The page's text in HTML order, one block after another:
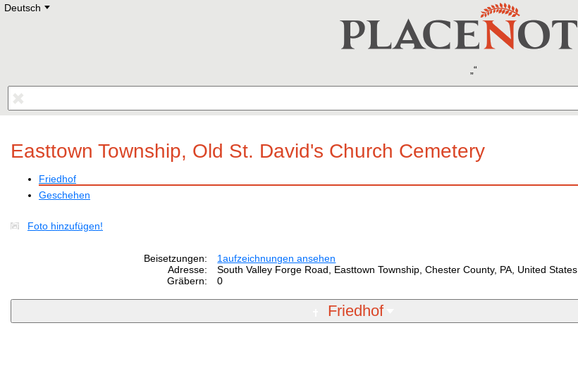
Deutsch E
Deutsch
Polski
Hebrew
Easttown Township, Old St. David's Church Cemetery
Friedhof
Geschehen
Foto hinzufügen!
Beisetzungen:
1aufzeichnungen ansehen
Adresse:
South Valley Forge Road, Easttown Township, Chester County, PA, United States
Gräbern:
0
Friedhof